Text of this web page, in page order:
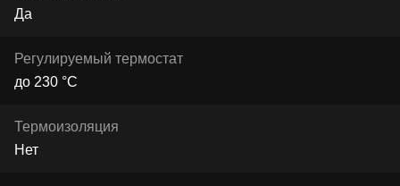
Да
Регулируемый термостат
до 230 °С
Термоизоляция
Нет